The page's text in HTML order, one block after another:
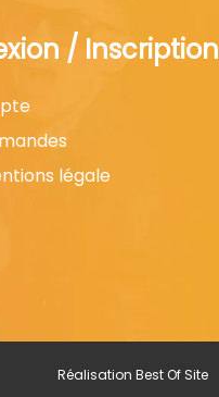
/ Inscription
légale
Réalisation Best Of Site